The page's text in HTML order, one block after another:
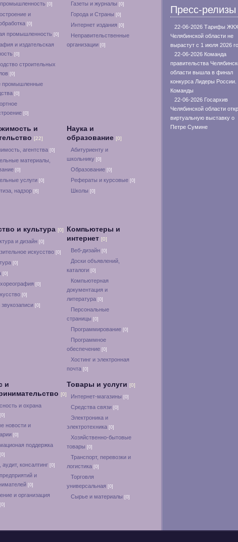
промышленность [0]
и
[0]
промышленность [0]
и издательская
[0]
строительных
[0]
промышленные
[0]
[0]
Газеты и журналы [0]
Города и Страны [0]
Интернет издания [0]
Неправительственные
организации [0]
и
[22]
агентства [0]
материалы,
[0]
услуги [0]
надзор [6]
Наука и
образование [0]
Абитуриенту и
школьнику [0]
Образование [0]
Рефераты и курсовые [0]
Школы [0]
и культура [0]
и дизайн [0]
искусство [0]
[0]
[0]
[0]
[0]
[0]
Компьютеры и
интернет [0]
Веб-дизайн [0]
Доски объявлений,
каталоги [0]
Компьютерная
документация и
литература [0]
Персональные
страницы [0]
Программирование [0]
Программное
обеспечение [0]
Хостинг и электронная
почта [0]
и
[0]
и охрана
[0]
новости и
[0]
поддержка
[0]
аудит, консалтинг [0]
и
[0]
и организация
[0]
Товары и услуги [0]
Интернет-магазины [0]
Средства связи [0]
Электроника и
электротехника [0]
Хозяйственно-бытовые
товары [0]
Транспорт, перевозки и
логистика [0]
Торговля
универсальная [0]
Сырье и материалы [0]
Пресс-релизы
22-06-2026 Тарифы
Челябинской области не
вырастут с 1 июля 2026
22-06-2026 Команда
правительства
области вышла в финал
конкурса Лидеры России.
Команды
22-06-2026 Госархив
Челябинской области
виртуальную выставку о
Петре Сумине